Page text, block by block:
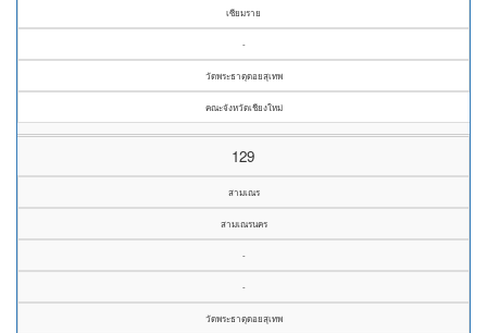
เซียมราย
-
วัดพระธาตุดอยสุเทพ
คณะจังหวัดเชียงใหม่
129
สามเณร
สามเณรนคร
-
-
วัดพระธาตุดอยสุเทพ